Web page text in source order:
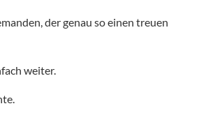
der genau so einen treuen
weiter.